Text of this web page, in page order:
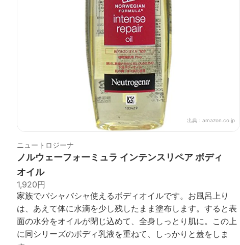
出典： amazon.co.jp
ニュートロジーナ
ノルウェーフォーミュラ インテンスリペア ボディ
オイル
1,920円
家族でバシャバシャ使えるボディオイルです。お風呂上り
は、あえて体に水滴を少し残したまま塗布します。すると表
面の水分をオイルが閉じ込めて、全身しっとり肌に。この上
に同シリーズのボディ乳液を重ねて、しっかりと蓋をしま